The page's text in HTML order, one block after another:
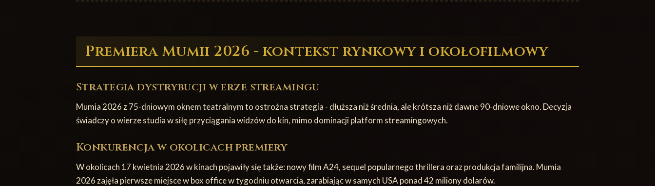
Premiera Mumii 2026 - kontekst rynkowy i okołofilmowy
Strategia dystrybucji w erze streamingu
Mumia 2026 z 75-dniowym oknem teatralnym to ostrożna strategia - dłuższa niż średnia, ale krótsza niż dawne 90-dniowe okno. Decyzja
świadczy o wierze studia w siłę przyciągania widzów do kin, mimo dominacji platform streamingowych.
Konkurencja w okolicach premiery
W okolicach 17 kwietnia 2026 w kinach pojawiły się także: nowy film A24, sequel popularnego thrillera oraz produkcja familijna. Mumia
2026 zajęła pierwsze miejsce w box office w tygodniu otwarcia, zarabiając w samych USA ponad 42 miliony dolarów.